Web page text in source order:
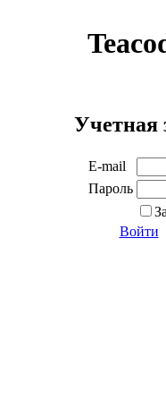
Учетная
E-mail
Пароль
Войти